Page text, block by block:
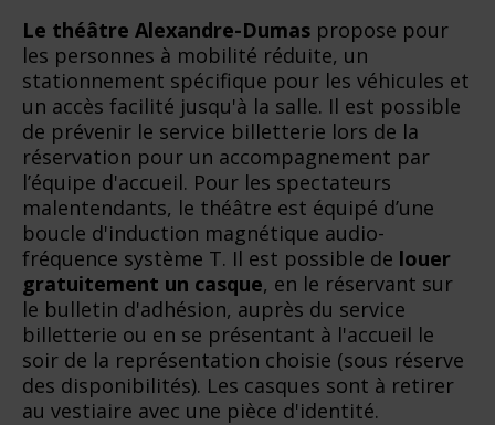
Le théâtre Alexandre-Dumas propose pour
les personnes à mobilité réduite, un
stationnement spécifique pour les véhicules et
un accès facilité jusqu'à la salle. Il est possible
de prévenir le service billetterie lors de la
réservation pour un accompagnement par
l’équipe d'accueil. Pour les spectateurs
malentendants, le théâtre est équipé d’une
boucle d'induction magnétique audio-
fréquence système T. Il est possible de louer
gratuitement un casque, en le réservant sur
le bulletin d'adhésion, auprès du service
billetterie ou en se présentant à l'accueil le
soir de la représentation choisie (sous réserve
des disponibilités). Les casques sont à retirer
au vestiaire avec une pièce d'identité.